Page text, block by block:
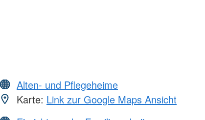
Alten- und Pflegeheime
Karte: Link zur Google Maps Ansicht